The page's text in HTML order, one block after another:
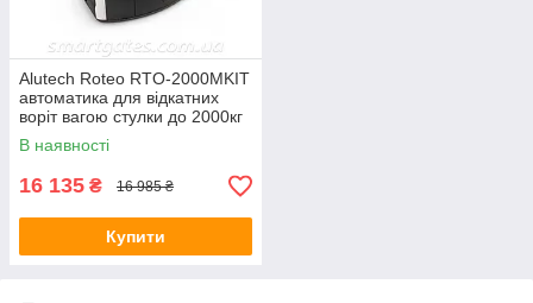
Alutech Roteo RTO-2000MKIT
автоматика для відкатних
воріт вагою стулки до 2000кг
(магнітний кінцевик)
В наявності
16 135 ₴ 16 985 ₴
Купити